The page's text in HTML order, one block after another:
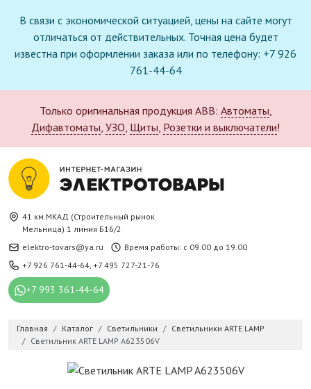
В связи с экономической ситуацией, цены на сайте могут
отличаться от действительных. Точная цена будет
известна при оформлении заказа или по телефону: +7 926
761-44-64
Только оригинальная продукция ABB: Автоматы,
Дифавтоматы, УЗО, Щиты, Розетки и выключатели!
41 км.МКАД (Строительный рынок
Мельница) 1 линия Б16/2
elektro-tovars@ya.ru
Время работы: с 09.00 до 19.00
+7 926 761-44-64, +7 495 727-21-76
+7 993 361-44-64
Главная Каталог Светильники
Светильники ARTE LAMP
Светильник ARTE LAMP A623506V